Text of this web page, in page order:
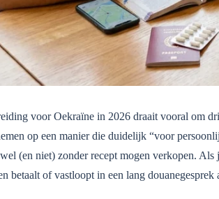
voor Oekraïne in 2026 draait vooral om
op een manier die duidelijk “voor
(en niet) zonder recept mogen verkopen.
betaalt of vastloopt in een lang douanegesprek